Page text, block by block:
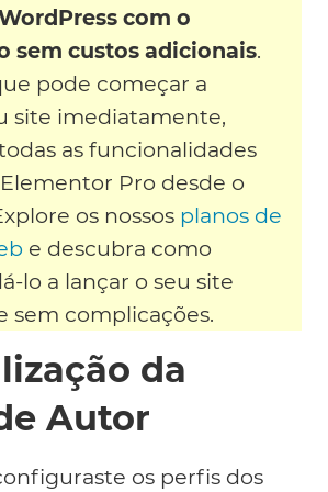
com o
sem custos adicionais.
pode começar a
site imediatamente,
as funcionalidades
Pro desde o
os nossos planos de
e descubra como
lo a lançar o seu site
sem complicações.
da
Autor
os perfis dos